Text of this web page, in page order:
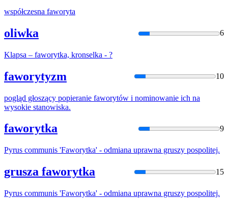
współczesna faworyta
oliwka 6
Klapsa – faworytka, kronselka - ?
faworytyzm 10
pogląd głoszący popieranie faworytów i nominowanie ich na
wysokie stanowiska.
faworytka 9
Pyrus communis 'Faworytka' - odmiana uprawna gruszy pospolitej.
grusza faworytka 15
Pyrus communis 'Faworytka' - odmiana uprawna gruszy pospolitej.